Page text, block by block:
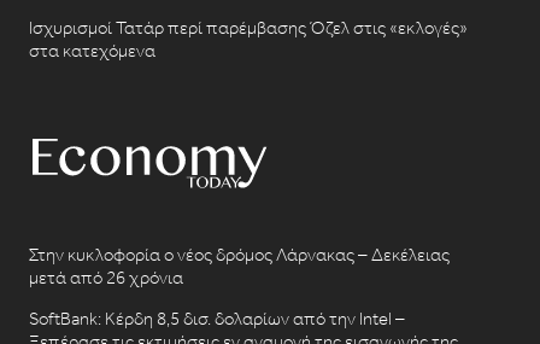
Ισχυρισμοί Τατάρ περί παρέμβασης Όζελ στις «εκλογές»
στα κατεχόμενα
Στην κυκλοφορία ο νέος δρόμος Λάρνακας – Δεκέλειας
μετά από 26 χρόνια
SoftBank: Κέρδη 8,5 δισ. δολαρίων από την Intel –